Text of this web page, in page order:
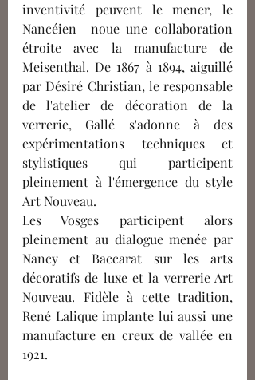
inventivité peuvent le mener, le
Nancéien  noue une collaboration
étroite avec la manufacture de
Meisenthal. De 1867 à 1894, aiguillé
par Désiré Christian, le responsable
de l'atelier de décoration de la
verrerie, Gallé s'adonne à des
expérimentations techniques et
stylistiques qui participent
pleinement à l'émergence du style
Art Nouveau.
Les Vosges participent alors
pleinement au dialogue menée par
Nancy et Baccarat sur les arts
décoratifs de luxe et la verrerie Art
Nouveau. Fidèle à cette tradition,
René Lalique implante lui aussi une
manufacture en creux de vallée en
1921.